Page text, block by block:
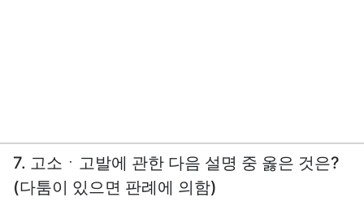
7. 고소ㆍ고발에 관한 다음 설명 중 옳은 것은?
(다툼이 있으면 판례에 의함)